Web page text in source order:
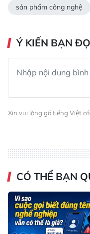
sản phẩm công nghệ
Ý KIẾN BẠN
Xin vui lòng gõ tiếng Việt
CÓ THỂ BẠN